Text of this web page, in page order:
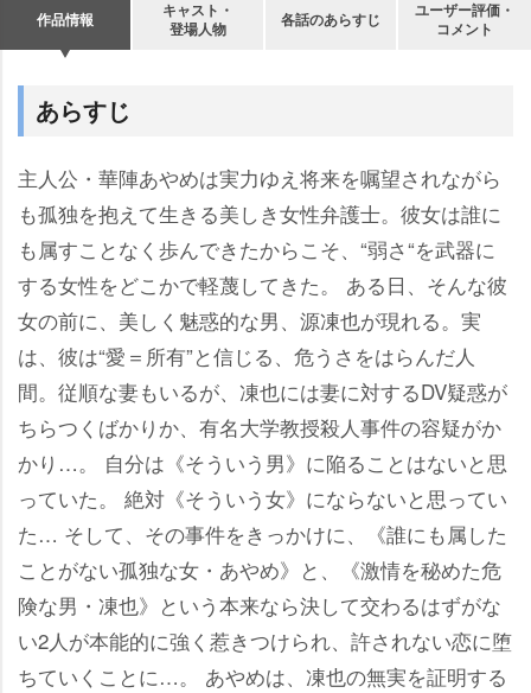
作品情報
キャスト・
登場人物
各話のあらすじ
ユーザー評価・
コメント
あらすじ
主人公・華陣あやめは実力ゆえ将来を嘱望されながら
も孤独を抱えて生きる美しき女性弁護士。彼女は誰に
も属すことなく歩んできたからこそ、“弱さ“を武器に
する女性をどこかで軽蔑してきた。 ある日、そんな彼
女の前に、美しく魅惑的な男、源凍也が現れる。実
は、彼は“愛＝所有”と信じる、危うさをはらんだ人
間。従順な妻もいるが、凍也には妻に対するDV疑惑が
ちらつくばかりか、有名大学教授殺人事件の容疑がか
かり…。 自分は《そういう男》に陥ることはないと思
っていた。 絶対《そういう女》にならないと思ってい
た… そして、その事件をきっかけに、《誰にも属した
ことがない孤独な女・あやめ》と、《激情を秘めた危
険な男・凍也》という本来なら決して交わるはずがな
い2人が本能的に強く惹きつけられ、許されない恋に堕
ちていくことに…。 あやめは、凍也の無実を証明する